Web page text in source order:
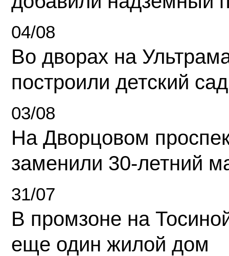
04/08
Во дворах на
построили детский сад
03/08
На Дворцовом
заменили 30-летний
31/07
В промзоне на
еще один жилой дом